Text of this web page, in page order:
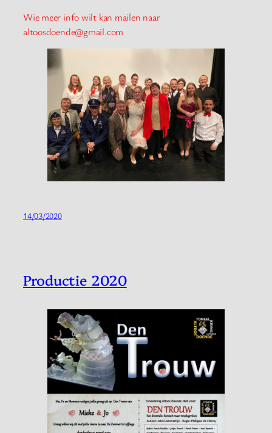
Wie meer info wilt kan mailen naar
altoosdoende@gmail.com
14/03/2020
Productie 2020